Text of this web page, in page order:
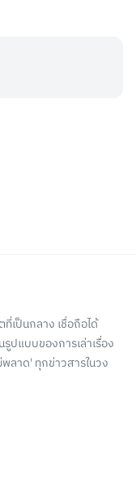
เป็นกลาง เชื่อถือได้
ปแบบของการเล่าเรื่อง
พลาด' ทุกข่าวสารในวง